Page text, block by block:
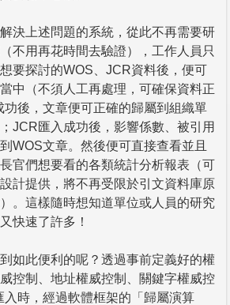
決上述問題的系統，從此不再需要研
不用再花時間去驗證），工作人員只
要探討的WOS、JCR資料後，便可
中（不須人工再處理，可確保資料正
後，文章便可正確的歸屬到組織單
JCR匯入成功後，影響係數、被引用
WOS文章。然後便可直接查看並且
官們想要看的各類統計分析報表（可
計提供，將不再受限於引文資料庫原
。這樣隨時想知道單位或人員的研究
快速了許多！
如此便利的呢？透過事前定義好的權
控制、地址權威控制、關鍵字權威控
時，經過軟體框架的「歸屬演算